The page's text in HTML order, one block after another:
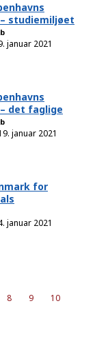
studiemiljøet
januar 2021
det faglige
januar 2021
for
januar 2021
8 9
10